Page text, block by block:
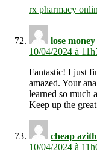
rx pharmacy
lose money
10/04/2024 à
Fantastic! I just
amazed. Your
learned so much
Keep up the
cheap
10/04/2024 à